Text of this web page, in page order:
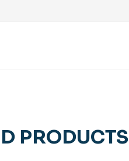
PRODUCTS